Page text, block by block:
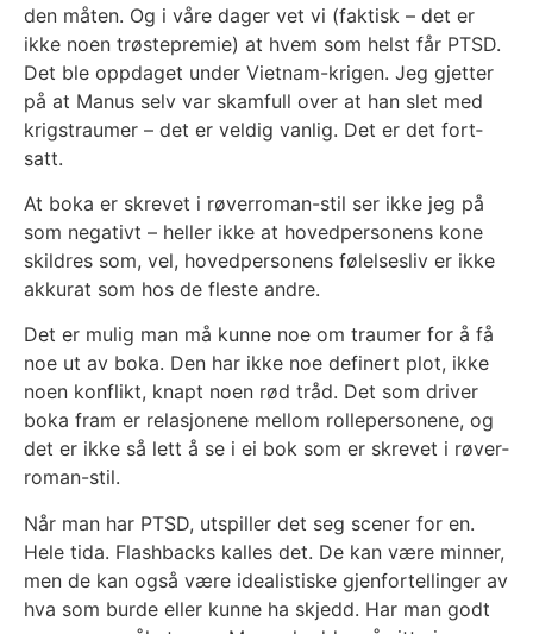
den måten. Og i våre dager vet vi (fak­tisk – det er
ikke noen trøste­pre­mie) at hvem som helst får PTSD.
Det ble opp­da­get under Viet­nam-kri­gen. Jeg gjet­ter
på at Manus selv var skam­full over at han slet med
krigs­trau­mer – det er vel­dig van­lig. Det er det fort­
satt.
At boka er skre­vet i røver­ro­man-stil ser ikke jeg på
som neg­a­tivt – hel­ler ikke at hoved­per­sonens kone
skild­res som, vel, hoved­per­sonens følel­ses­liv er ikke
akku­rat som hos de fles­te and­re.
Det er mulig man må kun­ne noe om trau­mer for å få
noe ut av boka. Den har ikke noe defi­nert plot, ikke
noen kon­flikt, kna­pt noen rød tråd. Det som dri­ver
boka fram er rela­sjo­ne­ne mel­lom rolle­per­sone­ne, og
det er ikke så lett å se i ei bok som er skre­vet i røver­
ro­man-stil.
Når man har PTSD, utspil­ler det seg sce­ner for en.
Hele tida. Flash­backs kal­les det. De kan være min­ner,
men de kan også være idea­lis­tis­ke gjen­for­tel­lin­ger av
hva som bur­de eller kun­ne ha skjedd. Har man godt